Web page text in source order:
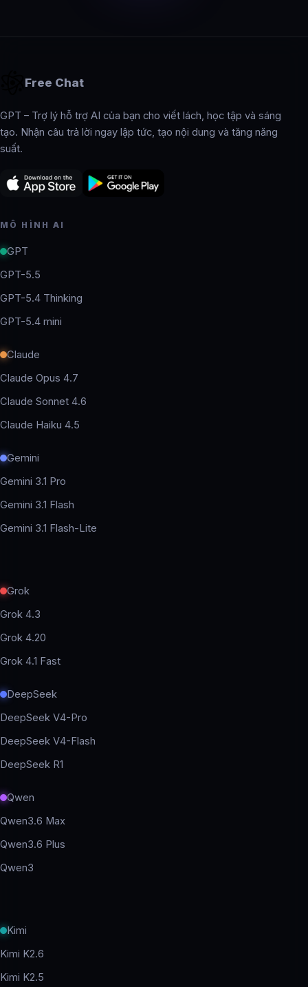
Free Chat
GPT – Trợ lý hỗ trợ AI của bạn cho viết lách, học tập và sáng
tạo. Nhận câu trả lời ngay lập tức, tạo nội dung và tăng năng
suất.
MÔ HÌNH AI
GPT
GPT-5.5
GPT-5.4 Thinking
GPT-5.4 mini
Claude
Claude Opus 4.7
Claude Sonnet 4.6
Claude Haiku 4.5
Gemini
Gemini 3.1 Pro
Gemini 3.1 Flash
Gemini 3.1 Flash-Lite
Grok
Grok 4.3
Grok 4.20
Grok 4.1 Fast
DeepSeek
DeepSeek V4-Pro
DeepSeek V4-Flash
DeepSeek R1
Qwen
Qwen3.6 Max
Qwen3.6 Plus
Qwen3
Kimi
Kimi K2.6
Kimi K2.5